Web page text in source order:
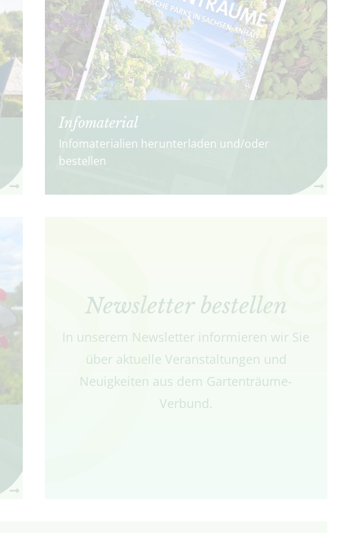
Infomaterial
Infomaterialien herunterladen und/oder
bestellen
Newsletter bestellen
In unserem Newsletter informieren wir Sie
über aktuelle Veranstaltungen und
Neuigkeiten aus dem Gartenträume-
Verbund.